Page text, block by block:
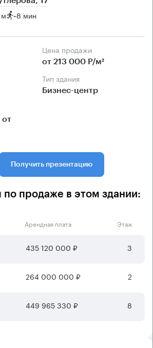
~8 мин
Цена продажи
от 213 000 Р/м²
Тип здания
Бизнес-центр
от
Получить презентацию
продаже в этом здании:
Арендная плата Этаж
435 120 000 ₽ 3
264 000 000 ₽ 2
449 965 330 ₽ 8